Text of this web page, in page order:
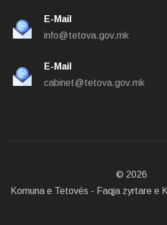
E-Mail
info@tetova.gov.mk
E-Mail
cabinet@tetova.gov.mk
© 2026
Komuna e Tetovës - Faqja zyrtare e